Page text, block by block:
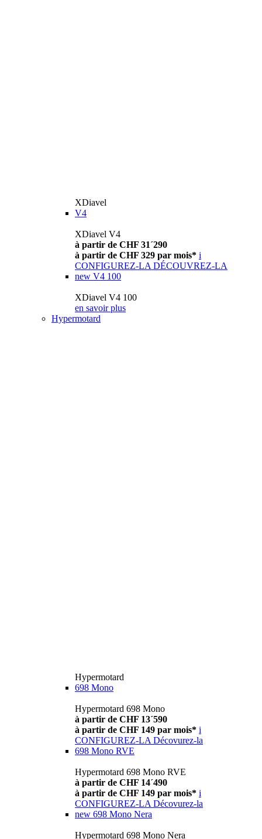
XDiavel
V4
XDiavel V4
à partir de CHF 31´290
à partir de CHF 329 par mois* i
CONFIGUREZ-LA DÉCOUVREZ-LA
new V4 100
XDiavel V4 100
en savoir plus
Hypermotard
Hypermotard
698 Mono
Hypermotard 698 Mono
à partir de CHF 13´590
à partir de CHF 149 par mois* i
CONFIGUREZ-LA Décovurez-la
698 Mono RVE
Hypermotard 698 Mono RVE
à partir de CHF 14´490
à partir de CHF 149 par mois* i
CONFIGUREZ-LA Décovurez-la
new 698 Mono Nera
Hypermotard 698 Mono Nera